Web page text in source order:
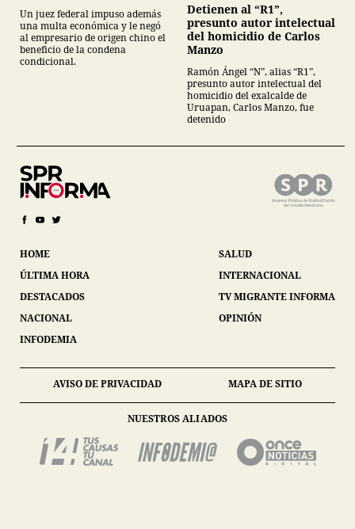
Un juez federal impuso además
una multa económica y le negó
al empresario de origen chino el
beneficio de la condena
condicional.
Detienen al “R1”,
presunto autor intelectual
del homicidio de Carlos
Manzo
Ramón Ángel “N”, alias “R1”,
presunto autor intelectual del
homicidio del exalcalde de
Uruapan, Carlos Manzo, fue
detenido
HOME
ÚLTIMA HORA
DESTACADOS
NACIONAL
INFODEMIA
SALUD
INTERNACIONAL
TV MIGRANTE INFORMA
OPINIÓN
AVISO DE PRIVACIDAD MAPA DE SITIO
NUESTROS ALIADOS